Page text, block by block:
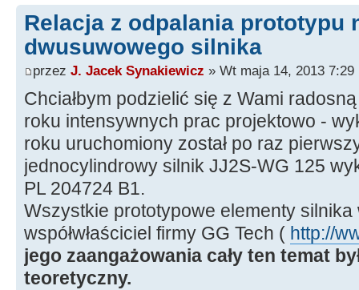
Relacja z odpalania prototypu
dwusuwowego silnika
przez J. Jacek Synakiewicz » Wt maja 14, 2013 7:29
Chciałbym podzielić się z Wami
roku intensywnych prac projektowo -
roku uruchomiony został po raz
jednocylindrowy silnik JJ2S-WG 125
PL 204724 B1.
Wszystkie prototypowe elementy silnika
współwłaściciel firmy GG Tech ( http://
jego zaangażowania cały ten temat
teoretyczny.